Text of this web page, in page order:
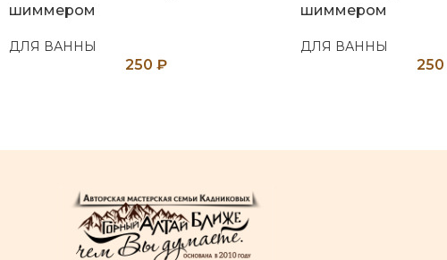
шиммером
ДЛЯ ВАННЫ
250 ₽
шиммером
ДЛЯ ВАННЫ
250